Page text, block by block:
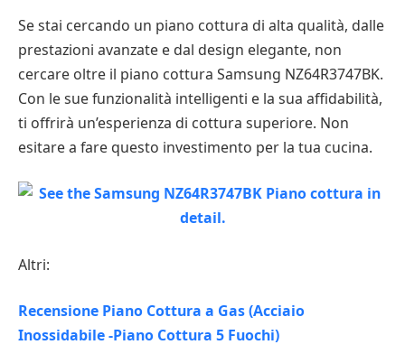
Se stai cercando un piano cottura di alta qualità, dalle
prestazioni avanzate e dal design elegante, non
cercare oltre il piano cottura Samsung NZ64R3747BK.
Con le sue funzionalità intelligenti e la sua affidabilità,
ti offrirà un’esperienza di cottura superiore. Non
esitare a fare questo investimento per la tua cucina.
Altri:
Recensione Piano Cottura a Gas (Acciaio
Inossidabile -Piano Cottura 5 Fuochi)